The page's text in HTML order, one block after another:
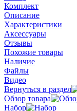
Комплект
Описание
Характеристики
Аксессуары
Отзывы
Похожие товары
Наличие
Файлы
Видео
Вернуться в раздел
Обзор товара
Набор